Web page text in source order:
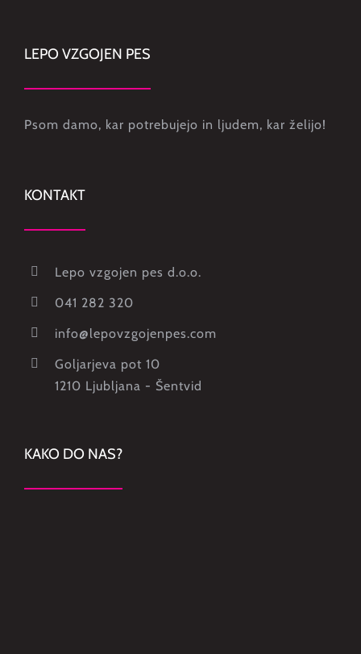
LEPO VZGOJEN PES
Psom damo, kar potrebujejo in ljudem, kar želijo!
KONTAKT
Lepo vzgojen pes d.o.o.
041 282 320
info@lepovzgojenpes.com
Goljarjeva pot 10
1210 Ljubljana - Šentvid
KAKO DO NAS?